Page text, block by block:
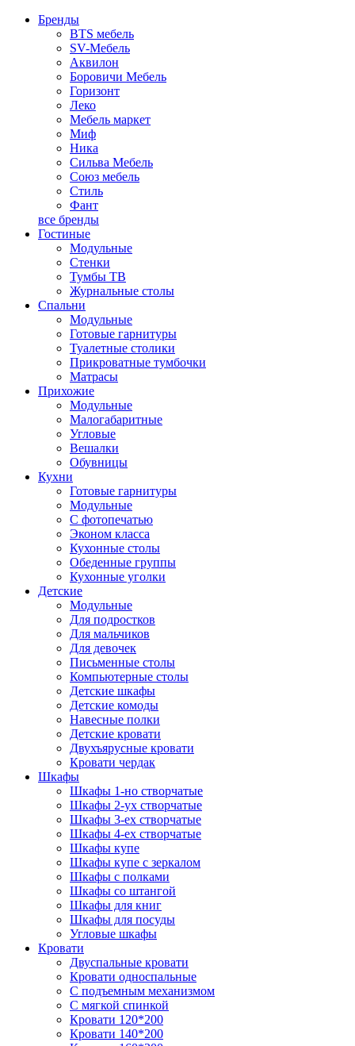
Бренды
BTS мебель
SV-Мебель
Аквилон
Боровичи Мебель
Горизонт
Леко
Мебель маркет
Миф
Ника
Сильва Мебель
Союз мебель
Стиль
Фант
все бренды
Гостиные
Модульные
Стенки
Тумбы ТВ
Журнальные столы
Спальни
Модульные
Готовые гарнитуры
Туалетные столики
Прикроватные тумбочки
Матрасы
Прихожие
Модульные
Малогабаритные
Угловые
Вешалки
Обувницы
Кухни
Готовые гарнитуры
Модульные
С фотопечатью
Эконом класса
Кухонные столы
Обеденные группы
Кухонные уголки
Детские
Модульные
Для подростков
Для мальчиков
Для девочек
Письменные столы
Компьютерные столы
Детские шкафы
Детские комоды
Навесные полки
Детские кровати
Двухъярусные кровати
Кровати чердак
Шкафы
Шкафы 1-но створчатые
Шкафы 2-ух створчатые
Шкафы 3-ех створчатые
Шкафы 4-ех створчатые
Шкафы купе
Шкафы купе с зеркалом
Шкафы с полками
Шкафы со штангой
Шкафы для книг
Шкафы для посуды
Угловые шкафы
Кровати
Двуспальные кровати
Кровати односпальные
С подъемным механизмом
С мягкой спинкой
Кровати 120*200
Кровати 140*200